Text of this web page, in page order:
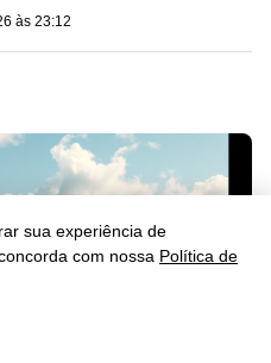
sua experiência de
com nossa Política de
às 23:12